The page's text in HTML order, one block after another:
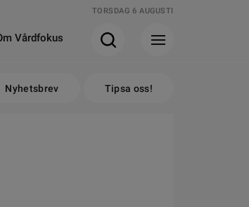
TORSDAG 6 AUGUSTI
Vårdfokus
Nyhetsbrev Tipsa oss!